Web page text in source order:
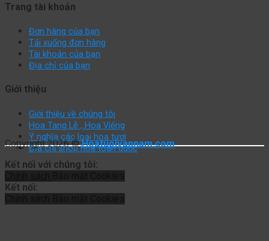
Trang tài khoản
Đơn hàng của bạn
Tải xuống đơn hàng
Tài khoản của bạn
Địa chỉ của bạn
Giới thiệu
Giới thiệu về chúng tôi
Hoa Tang Lễ , Hoa Viếng
Ý nghĩa các loại hoa tươi
Địa chỉ shop hoa toàn quốc
Copyright 2026 ©Hoatuoivannam.com
Kết nối với chúng tôi:
Kết nối: